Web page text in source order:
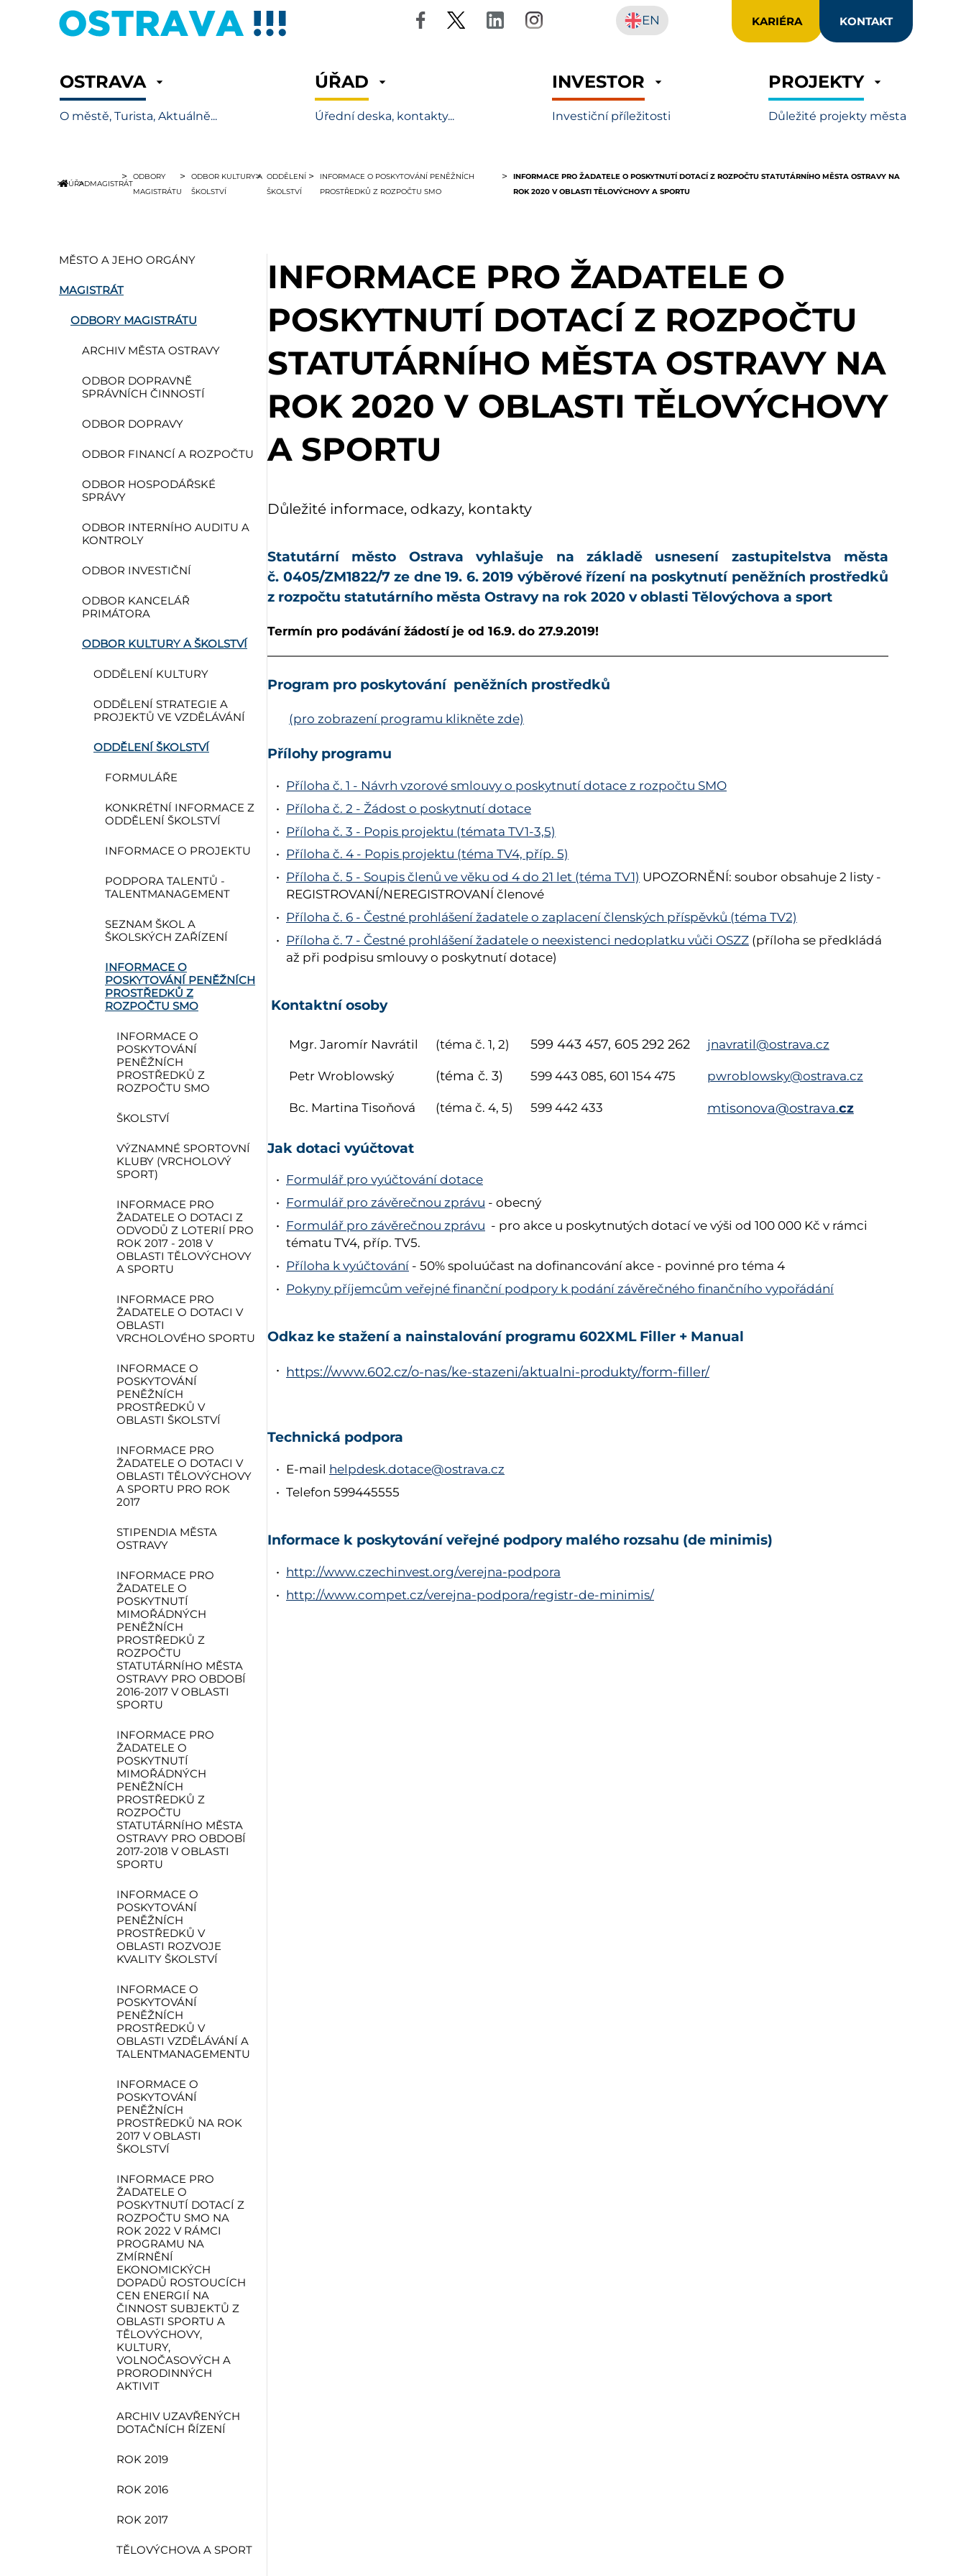
KARIÉRA KONTAKT
EN
OSTRAVA
O městě, Turista, Aktuálně...
ÚŘAD
Úřední deska, kontakty...
INVESTOR
Investiční příležitosti
PROJEKTY
Důležité projekty města
ÚŘADMAGISTRÁT
ODBORY
MAGISTRÁTU
ODBOR KULTURY A
ŠKOLSTVÍ
ODDĚLENÍ
ŠKOLSTVÍ
INFORMACE O POSKYTOVÁNÍ PENĚŽNÍCH
PROSTŘEDKŮ Z ROZPOČTU SMO
INFORMACE PRO ŽADATELE O POSKYTNUTÍ DOTACÍ Z ROZPOČTU STATUTÁRNÍHO MĚSTA OSTRAVY NA
ROK 2020 V OBLASTI TĚLOVÝCHOVY A SPORTU
MĚSTO A JEHO ORGÁNY
MAGISTRÁT
ODBORY MAGISTRÁTU
ARCHIV MĚSTA OSTRAVY
ODBOR DOPRAVNĚ
SPRÁVNÍCH ČINNOSTÍ
ODBOR DOPRAVY
ODBOR FINANCÍ A ROZPOČTU
ODBOR HOSPODÁŘSKÉ
SPRÁVY
ODBOR INTERNÍHO AUDITU A
KONTROLY
ODBOR INVESTIČNÍ
ODBOR KANCELÁŘ
PRIMÁTORA
ODBOR KULTURY A ŠKOLSTVÍ
ODDĚLENÍ KULTURY
ODDĚLENÍ STRATEGIE A
PROJEKTŮ VE VZDĚLÁVÁNÍ
ODDĚLENÍ ŠKOLSTVÍ
FORMULÁŘE
KONKRÉTNÍ INFORMACE Z
ODDĚLENÍ ŠKOLSTVÍ
INFORMACE O PROJEKTU
PODPORA TALENTŮ -
TALENTMANAGEMENT
SEZNAM ŠKOL A
ŠKOLSKÝCH ZAŘÍZENÍ
INFORMACE O
POSKYTOVÁNÍ PENĚŽNÍCH
PROSTŘEDKŮ Z
ROZPOČTU SMO
INFORMACE O
POSKYTOVÁNÍ
PENĚŽNÍCH
PROSTŘEDKŮ Z
ROZPOČTU SMO
ŠKOLSTVÍ
VÝZNAMNÉ SPORTOVNÍ
KLUBY (VRCHOLOVÝ
SPORT)
INFORMACE PRO
ŽADATELE O DOTACI Z
ODVODŮ Z LOTERIÍ PRO
ROK 2017 - 2018 V
OBLASTI TĚLOVÝCHOVY
A SPORTU
INFORMACE PRO
ŽADATELE O DOTACI V
OBLASTI
VRCHOLOVÉHO SPORTU
INFORMACE O
POSKYTOVÁNÍ
PENĚŽNÍCH
PROSTŘEDKŮ V
OBLASTI ŠKOLSTVÍ
INFORMACE PRO
ŽADATELE O DOTACI V
OBLASTI TĚLOVÝCHOVY
A SPORTU PRO ROK
2017
STIPENDIA MĚSTA
OSTRAVY
INFORMACE PRO
ŽADATELE O
POSKYTNUTÍ
MIMOŘÁDNÝCH
PENĚŽNÍCH
PROSTŘEDKŮ Z
ROZPOČTU
STATUTÁRNÍHO MĚSTA
OSTRAVY PRO OBDOBÍ
2016-2017 V OBLASTI
SPORTU
INFORMACE PRO
ŽADATELE O
POSKYTNUTÍ
MIMOŘÁDNÝCH
PENĚŽNÍCH
PROSTŘEDKŮ Z
ROZPOČTU
STATUTÁRNÍHO MĚSTA
OSTRAVY PRO OBDOBÍ
2017-2018 V OBLASTI
SPORTU
INFORMACE O
POSKYTOVÁNÍ
PENĚŽNÍCH
PROSTŘEDKŮ V
OBLASTI ROZVOJE
KVALITY ŠKOLSTVÍ
INFORMACE O
POSKYTOVÁNÍ
PENĚŽNÍCH
PROSTŘEDKŮ V
OBLASTI VZDĚLÁVÁNÍ A
TALENTMANAGEMENTU
INFORMACE O
POSKYTOVÁNÍ
PENĚŽNÍCH
PROSTŘEDKŮ NA ROK
2017 V OBLASTI
ŠKOLSTVÍ
INFORMACE PRO
ŽADATELE O
POSKYTNUTÍ DOTACÍ Z
ROZPOČTU SMO NA
ROK 2022 V RÁMCI
PROGRAMU NA
ZMÍRNĚNÍ
EKONOMICKÝCH
DOPADŮ ROSTOUCÍCH
CEN ENERGIÍ NA
ČINNOST SUBJEKTŮ Z
OBLASTI SPORTU A
TĚLOVÝCHOVY,
KULTURY,
VOLNOČASOVÝCH A
PRORODINNÝCH
AKTIVIT
ARCHIV UZAVŘENÝCH
DOTAČNÍCH ŘÍZENÍ
ROK 2019
ROK 2016
ROK 2017
TĚLOVÝCHOVA A SPORT
INFORMACE PRO ŽADATELE O
POSKYTNUTÍ DOTACÍ Z ROZPOČTU
STATUTÁRNÍHO MĚSTA OSTRAVY NA
ROK 2020 V OBLASTI TĚLOVÝCHOVY
A SPORTU
Důležité informace, odkazy, kontakty
Statutární město Ostrava vyhlašuje na základě usnesení zastupitelstva města
č. 0405/ZM1822/7ze dne 19. 6. 2019 výběrové řízení na poskytnutí peněžních prostředků
z rozpočtu statutárního města Ostravy na rok 2020 v oblasti Tělovýchova a sport
Termín pro podávání žádostí je od 16.9. do 27.9.2019!
Program pro poskytování peněžních prostředků
(pro zobrazení programu klikněte zde)
Přílohy programu
Příloha č. 1 - Návrh vzorové smlouvy o poskytnutí dotace z rozpočtu SMO
Příloha č. 2 - Žádost o poskytnutí dotace
Příloha č. 3 - Popis projektu (témata TV1-3,5)
Příloha č. 4 - Popis projektu (téma TV4, příp. 5)
Příloha č. 5 - Soupis členů ve věku od 4 do 21 let (téma TV1) UPOZORNĚNÍ: soubor obsahuje 2 listy -
REGISTROVANÍ/NEREGISTROVANÍ členové
Příloha č. 6 - Čestné prohlášení žadatele o zaplacení členských příspěvků (téma TV2)
Příloha č. 7 - Čestné prohlášení žadatele o neexistenci nedoplatku vůči OSZZ(příloha se předkládá
až při podpisu smlouvy o poskytnutí dotace)
Kontaktní osoby
Mgr. Jaromír Navrátil (téma č. 1, 2) 599 443 457, 605 292 262 jnavratil@ostrava.cz
Petr Wroblowský (téma č. 3) 599 443 085, 601 154 475 pwroblowsky@ostrava.cz
Bc. Martina Tisoňová (téma č. 4, 5) 599 442 433 mtisonova@ostrava.cz
Jak dotaci vyúčtovat
Formulář pro vyúčtování dotace
Formulář pro závěrečnou zprávu - obecný
Formulář pro závěrečnou zprávu - pro akceu poskytnutých dotací ve výši od 100 000 Kč v rámci
tématu TV4, příp. TV5.
Příloha k vyúčtování- 50% spoluúčast na dofinancování akce - povinné pro téma 4
Pokyny příjemcům veřejné finanční podpory k podání závěrečného finančního vypořádání
Odkaz ke stažení a nainstalování programu 602XML Filler + Manual
https://www.602.cz/o-nas/ke-stazeni/aktualni-produkty/form-filler/
Technická podpora
E-mail helpdesk.dotace@ostrava.cz
Telefon 599445555
Informace k poskytování veřejné podpory malého rozsahu (de minimis)
http://www.czechinvest.org/verejna-podpora
http://www.compet.cz/verejna-podpora/registr-de-minimis/